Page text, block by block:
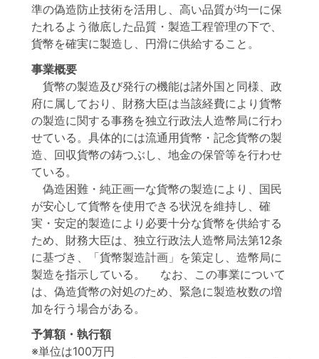
準の偽造防止技術を活用し、高い品質が均一に保
たれるよう徹底した品質・製造工程管理の下で、
貨幣を確実に製造し、円滑に供給すること。
事業概要
貨幣の製造及び発行の機能は諸外国と同様、政
府に属しており、財務大臣は当該経費により貨幣
の製造に関する事務を独立行政法人造幣局に行わ
せている。具体的には流通用貨幣・記念貨幣の製
造、回収貨幣の鋳つぶし、地金の保管等を行わせ
ている。
偽造困難・純正画一な貨幣の製造により、国民
が安心して貨幣を使用できる状況を維持し、確
実・安定的製造により必要十分な貨幣を供給する
ため、財務大臣は、独立行政法人造幣局法第12条
に基づき、「貨幣製造計画」を策定し、造幣局に
製造を指示している。 なお、この事業について
は、偽造貨幣の対処のため、緊急に製造枚数の増
加を行う場合がある。
予算額・執行額
※単位は100万円